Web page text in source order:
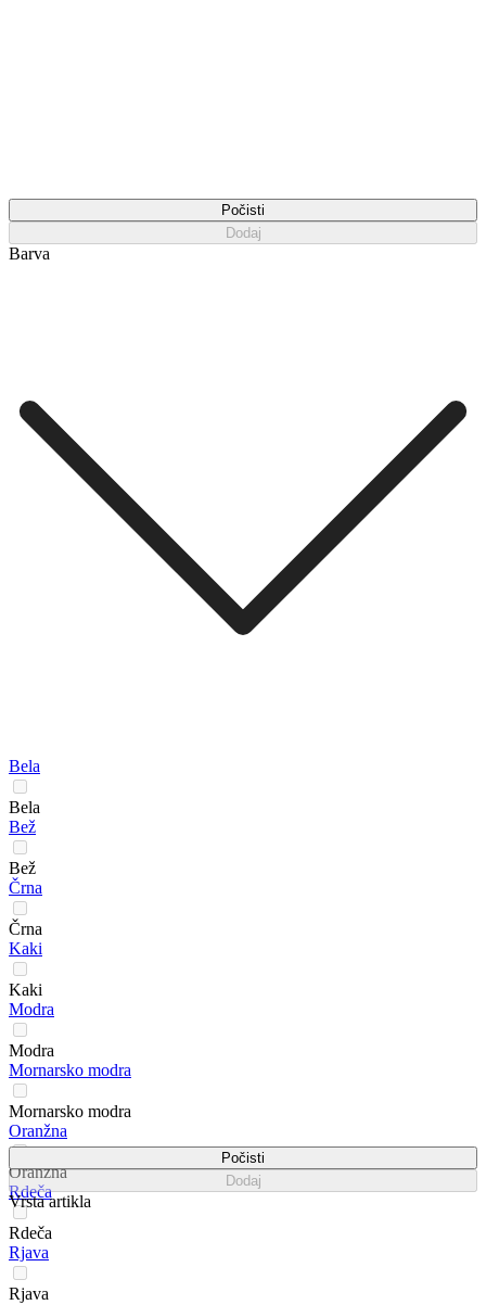
Počisti
Dodaj
Barva
Bela
Bela
Bež
Bež
Črna
Črna
Kaki
Kaki
Modra
Modra
Mornarsko modra
Mornarsko modra
Oranžna
Oranžna
Rdeča
Rdeča
Rjava
Rjava
Počisti
Dodaj
Vrsta artikla